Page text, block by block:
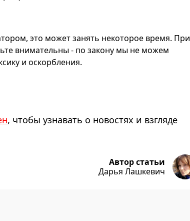
это может занять некоторое время. При
внимательны - по закону мы не можем
и оскорбления.
, чтобы узнавать о новостях и взгляде
Автор статьи
Дарья Лашкевич